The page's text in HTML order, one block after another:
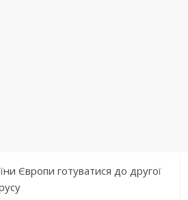
Європи готуватися до другої